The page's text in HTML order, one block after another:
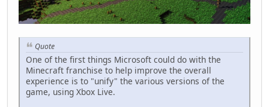
Quote
One of the first things Microsoft could do with the
Minecraft franchise to help improve the overall
experience is to "unify" the various versions of the
game, using Xbox Live.